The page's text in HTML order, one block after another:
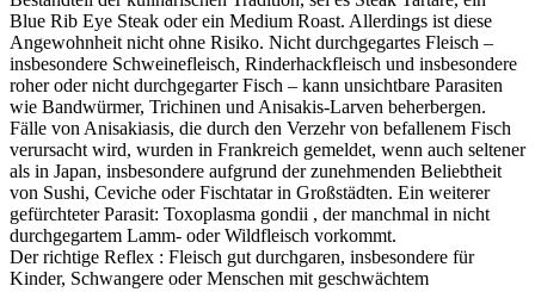
Blue Rib Eye Steak oder ein Medium Roast. Allerdings ist diese
Angewohnheit nicht ohne Risiko. Nicht durchgegartes Fleisch –
insbesondere Schweinefleisch, Rinderhackfleisch und insbesondere
roher oder nicht durchgegarter Fisch – kann unsichtbare Parasiten
wie Bandwürmer, Trichinen und Anisakis-Larven beherbergen.
Fälle von Anisakiasis, die durch den Verzehr von befallenem Fisch
verursacht wird, wurden in Frankreich gemeldet, wenn auch seltener
als in Japan, insbesondere aufgrund der zunehmenden Beliebtheit
von Sushi, Ceviche oder Fischtatar in Großstädten. Ein weiterer
gefürchteter Parasit: Toxoplasma gondii , der manchmal in nicht
durchgegartem Lamm- oder Wildfleisch vorkommt.
Der richtige Reflex : Fleisch gut durchgaren, insbesondere für
Kinder, Schwangere oder Menschen mit geschwächtem